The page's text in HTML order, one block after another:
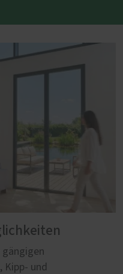
gängigen
Kipp‑ und